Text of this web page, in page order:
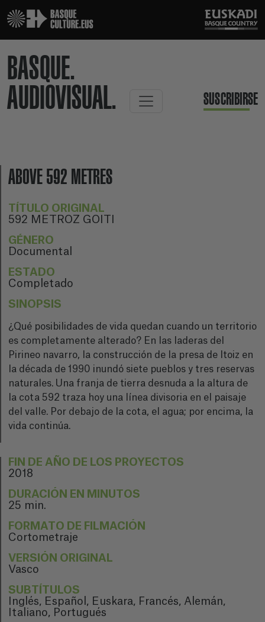
BASQUE.
AUDIOVISUAL.
SUSCRIBIRSE
ABOVE 592 METRES
TÍTULO ORIGINAL
592 METROZ GOITI
GÉNERO
Documental
ESTADO
Completado
SINOPSIS
¿Qué posibilidades de vida quedan cuando un territorio
es completamente alterado? En las laderas del
Pirineo navarro, la construcción de la presa de Itoiz en
la década de 1990 inundó siete pueblos y tres reservas
naturales. Una franja de tierra desnuda a la altura de
la cota 592 traza hoy una línea divisoria en el paisaje
del valle. Por debajo de la cota, el agua; por encima, la
vida continúa.
FIN DE AÑO DE LOS PROYECTOS
2018
DURACIÓN EN MINUTOS
25 min.
FORMATO DE FILMACIÓN
Cortometraje
VERSIÓN ORIGINAL
Vasco
SUBTÍTULOS
Inglés, Español, Euskara, Francés, Alemán,
Italiano, Portugués